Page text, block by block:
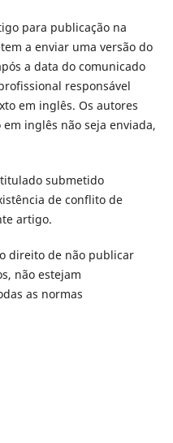
para publicação na
a enviar uma versão do
a data do comunicado
responsável
em inglês. Os autores
inglês não seja enviada,
submetido
de conflito de
artigo.
direito de não publicar
não estejam
as normas